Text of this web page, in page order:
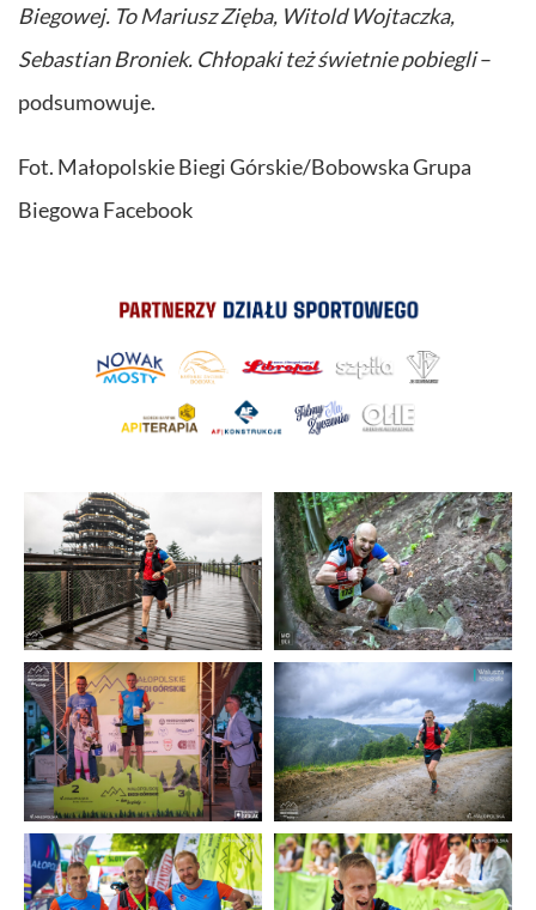
Biegowej. To Mariusz Zięba, Witold Wojtaczka,
Sebastian Broniek. Chłopaki też świetnie pobiegli–
podsumowuje.
Fot. Małopolskie Biegi Górskie/Bobowska Grupa
Biegowa Facebook